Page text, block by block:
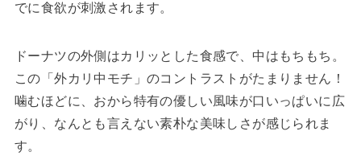
でに食欲が刺激されます。
ドーナツの外側はカリッとした食感で、中はもちもち。
この「外カリ中モチ」のコントラストがたまりません！
噛むほどに、おから特有の優しい風味が口いっぱいに広
がり、なんとも言えない素朴な美味しさが感じられま
す。